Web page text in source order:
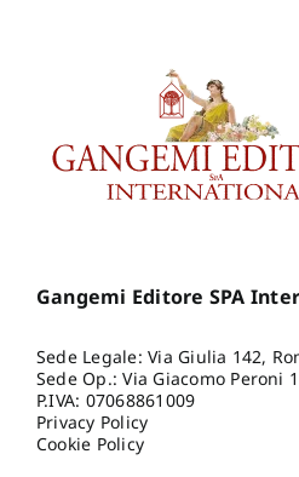
Gangemi Editore SPA
Sede Legale: Via Giulia 142,
Sede Op.: Via Giacomo Peroni
P.IVA: 07068861009
Privacy Policy
Cookie Policy